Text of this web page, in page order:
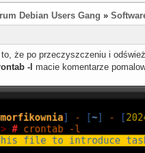
Debian Users Gang »
że po przeczyszczeniu i
-l macie komentarze